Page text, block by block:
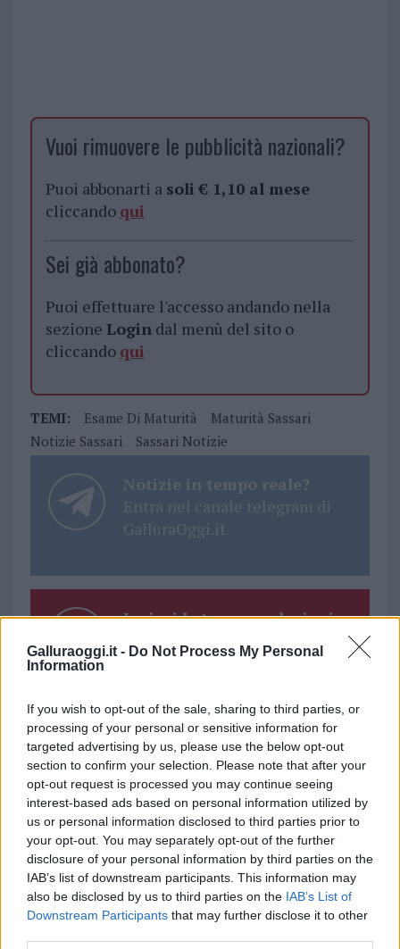
Galluraoggi.it - Do Not Process My Personal
Information
If you wish to opt-out of the sale, sharing to third parties, or
processing of your personal or sensitive information for
targeted advertising by us, please use the below opt-out
section to confirm your selection. Please note that after your
opt-out request is processed you may continue seeing
interest-based ads based on personal information utilized by
us or personal information disclosed to third parties prior to
your opt-out. You may separately opt-out of the further
disclosure of your personal information by third parties on the
IAB’s list of downstream participants. This information may
also be disclosed by us to third parties on the IAB’s List of
Downstream Participants that may further disclose it to other
Vuoi rimuovere le pubblicità nazionali?
Puoi abbonarti a soli € 1,10 al mese
cliccando qui
Sei già abbonato?
Puoi effettuare l'accesso andando nella
sezione Login dal menù del sito o
cliccando qui
TEMI: Esame Di Maturità
Maturità Sassari
Notizie Sassari
Sassari Notizie
Notizie in tempo reale?
Entra nel canale telegram di
GalluraOggi.it
Inviaci le tue segnalazioni,
Su WhatsApp al numero +39
Ricevi le nostre ultime news
daGoogle News
Condividi l'articolo